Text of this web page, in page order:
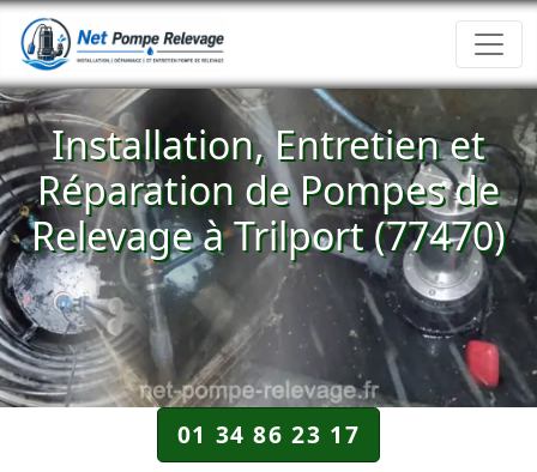
Installation, Entretien et
Réparation de Pompes de
Relevage à Trilport (77470)
01 34 86 23 17